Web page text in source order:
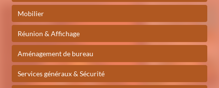
Mobilier
Réunion & Affichage
Aménagement de bureau
Services généraux & Sécurité